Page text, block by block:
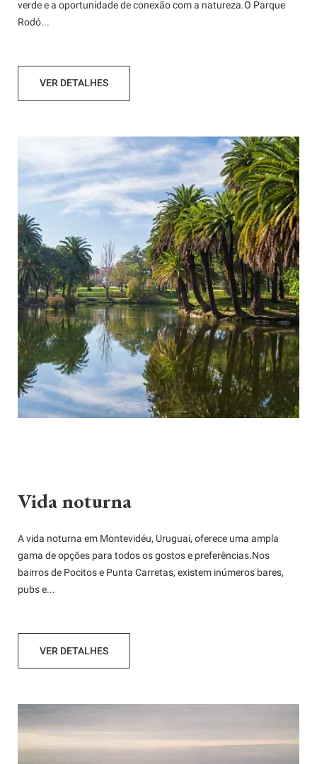
verde e a oportunidade de conexão com a natureza.O Parque
Rodó...
VER DETALHES
Vida noturna
A vida noturna em Montevidéu, Uruguai, oferece uma ampla
gama de opções para todos os gostos e preferências.Nos
bairros de Pocitos e Punta Carretas, existem inúmeros bares,
pubs e...
VER DETALHES